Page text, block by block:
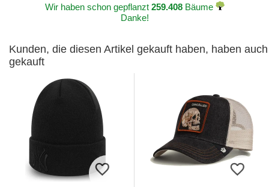
Wir haben schon gepflanzt 259.408Bäume
Danke!
Kunden, die diesen Artikel gekauft haben, haben auch
gekauft